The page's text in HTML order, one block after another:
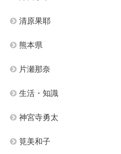
清原果耶
熊本県
片瀬那奈
生活・知識
神宮寺勇太
筧美和子